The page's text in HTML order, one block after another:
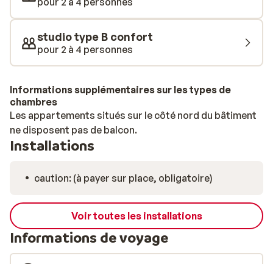
studio type B confort
pour 2 à 4 personnes
Informations supplémentaires sur les types de
chambres
Les appartements situés sur le côté nord du bâtiment
ne disposent pas de balcon.
Installations
caution: (à payer sur place, obligatoire)
Voir toutes les installations
Informations de voyage